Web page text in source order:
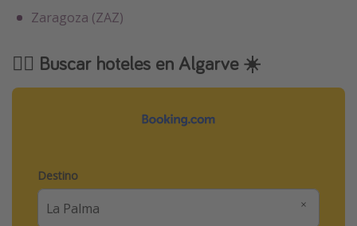
Zaragoza (ZAZ)
🕵️‍♀️ Buscar hoteles en Algarve ☀️
Destino